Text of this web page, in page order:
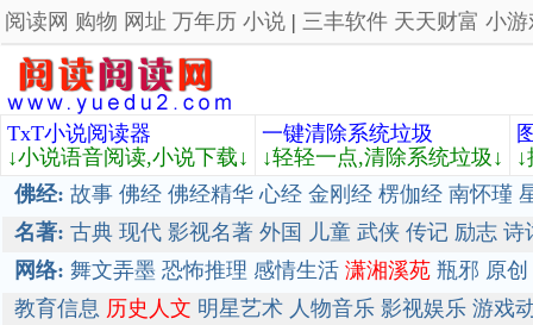
阅读网 购物 网址 万年历 小说 | 三丰软件 天天财富 小游
TxT小说阅读器
↓小说语音阅读,小说下载↓
一键清除系统垃圾
↓轻轻一点,清除系统垃圾↓
佛经: 故事 佛经 佛经精华 心经 金刚经 楞伽经 南怀瑾
名著: 古典 现代 影视名著 外国 儿童 武侠 传记 励志 诗
网络: 舞文弄墨 恐怖推理 感情生活 潇湘溪苑 瓶邪 原创
教育信息 历史人文 明星艺术 人物音乐 影视娱乐 游戏